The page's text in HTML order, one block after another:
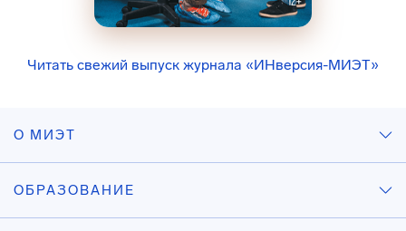
Читать свежий выпуск журнала «ИНверсия-МИЭТ»
О МИЭТ
ОБРАЗОВАНИЕ